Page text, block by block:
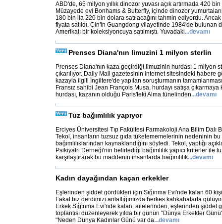
ABD'de, 65 milyon yıllık dinozor yuvası açık artırmada 420
Müzayede evi Bonhams & Butterfly, içinde dinozor
180 bin ila 220 bin dolara satılacağını tahmin ediyordu.
fiyata satıldı. Çin'in Guangdong vilayetinde 1984'de bulunan
Amerikalı bir koleksiyoncuya satılmıştı. Yuvadaki...devamı
Prenses Diana'nın limuzini 1 milyon sterlin
Prenses Diana'nın kaza geçirdiği limuzinin hurdası 1 milyon
çıkarılıyor. Daily Mail gazetesinin internet sitesindeki habere
kazayla ilgili İngiltere'de yapılan soruşturmanın
Fransız sahibi Jean François Musa, hurdayı satışa
hurdası, kazanın olduğu Paris'teki Alma tünelinden...devamı
Tuz bağımlılık yapıyor
Erciyes Üniversitesi Tıp Fakültesi Farmakoloji Ana Bilim Dalı
Tekol, insanların tuzsuz gıda tüketememelerinin nedeninin
bağımlılıklarından kaynaklandığını söyledi. Tekol, yaptığı
Psikiyatri Derneği'nin belirlediği bağımlılık yapıcı kriterler ile
karşılaştırarak bu maddenin insanlarda bağımlılık...devamı
Kadın dayağından kaçan erkekler
Eşlerinden şiddet gördükleri için Sığınma Evi'nde kalan 60
Fakat biz derdimizi anlattığımızda herkes kahkahalarla
Erkek Sığınma Evi'nde kalan, ailelerinden, eşlerinden şiddet
toplantısı düzenleyerek yılda bir günün "Dünya Erkekler
"Neden Dünya Kadınlar Günü var da...devamı